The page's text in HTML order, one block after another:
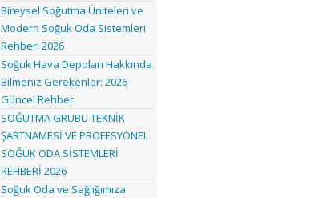
Bireysel Soğutma Üniteleri ve
Modern Soğuk Oda Sistemleri
Rehberi 2026
Soğuk Hava Depoları Hakkında
Bilmeniz Gerekenler: 2026
Güncel Rehber
SOĞUTMA GRUBU TEKNİK
ŞARTNAMESİ VE PROFESYONEL
SOĞUK ODA SİSTEMLERİ
REHBERİ 2026
Soğuk Oda ve Sağlığımıza